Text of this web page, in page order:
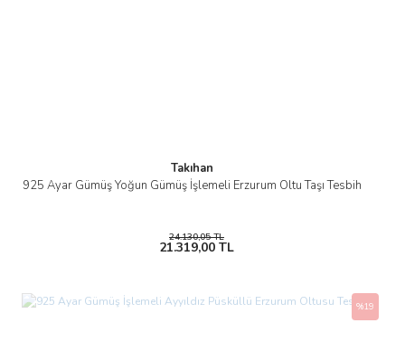
Takıhan
925 Ayar Gümüş Yoğun Gümüş İşlemeli Erzurum Oltu Taşı Tesbih
24.130,05 TL
21.319,00 TL
%19